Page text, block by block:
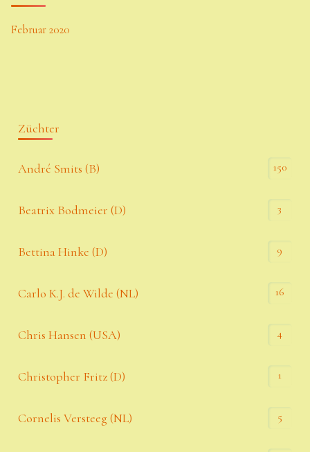
Februar 2020
Züchter
André Smits (B) 150
Beatrix Bodmeier (D) 3
Bettina Hinke (D) 9
Carlo K.J. de Wilde (NL) 16
Chris Hansen (USA) 4
Christopher Fritz (D) 1
Cornelis Versteeg (NL) 5